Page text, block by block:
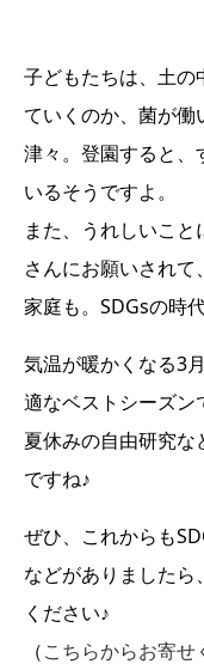
子どもたちは、土の
ていくのか、菌が働
津々。登園すると、
いるそうですよ。
また、うれしいこ
さんにお願いされ
家庭も。SDGsの時
気温が暖かくなる3
適なベストシーズン
夏休みの自由研究な
ですね♪
ぜひ、これからも
などがありました
ください♪
（こちらからお寄せ